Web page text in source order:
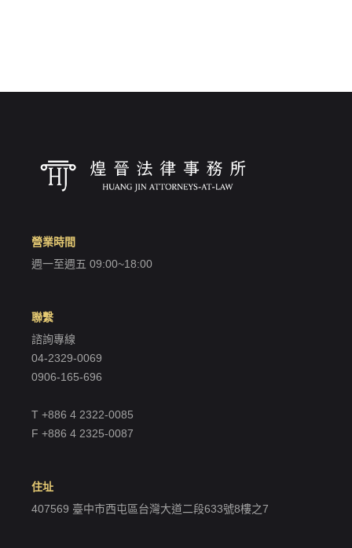
營業時間
週一至週五 09:00~18:00
聯繫
諮詢專線
04-2329-0069
0906-165-696
T +886 4 2322-0085
F +886 4 2325-0087
住址
407569 臺中市西屯區台灣大道二段633號8樓之7